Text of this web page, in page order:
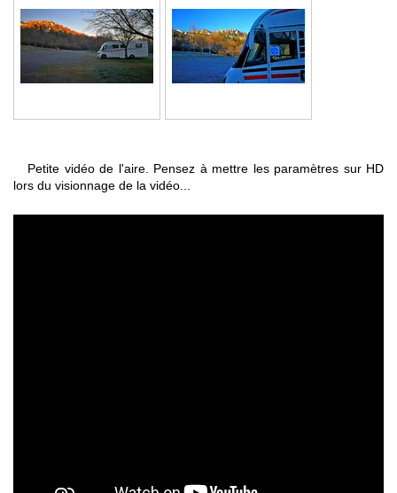
Petite vidéo de l'aire. Pensez à mettre les paramètres sur HD
lors du visionnage de la vidéo...